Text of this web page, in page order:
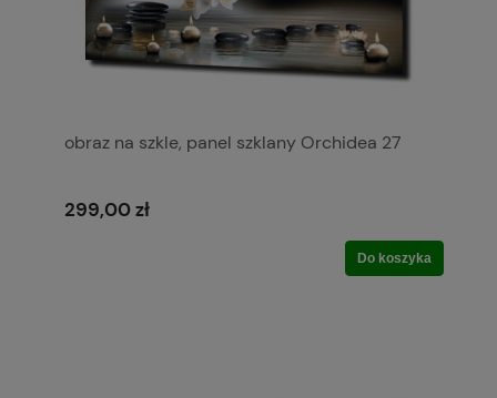
obraz na szkle, panel szklany Orchidea 27
299,00 zł
Do koszyka